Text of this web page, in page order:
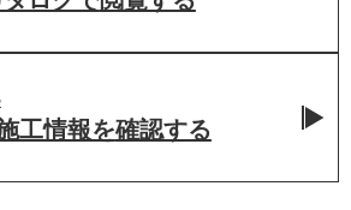
工情報を確認する